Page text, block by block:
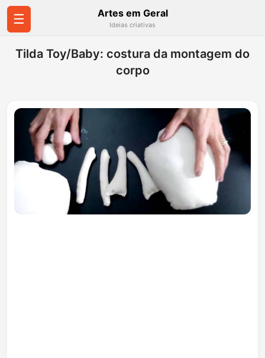
☰ Artes em Geral
Ideias criativas
Tilda Toy/Baby: costura da montagem do
corpo